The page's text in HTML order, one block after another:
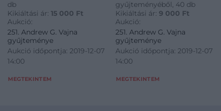
db
Kikiáltási ár: 15 000 Ft
Aukció:
251. Andrew G. Vajna
gyűjteménye
Aukció időpontja: 2019-12-07
14:00
MEGTEKINTEM
gyűjteményéből, 40 db
Kikiáltási ár: 9 000 Ft
Aukció:
251. Andrew G. Vajna
gyűjteménye
Aukció időpontja: 2019-12-07
14:00
MEGTEKINTEM